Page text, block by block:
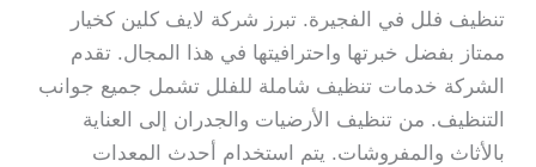
تنظيف فلل في الفجيرة. تبرز شركة لايف كلين كخيار
ممتاز بفضل خبرتها واحترافيتها في هذا المجال. تقدم
الشركة خدمات تنظيف شاملة للفلل تشمل جميع جوانب
التنظيف. من تنظيف الأرضيات والجدران إلى العناية
بالأثاث والمفروشات. يتم استخدام أحدث المعدات